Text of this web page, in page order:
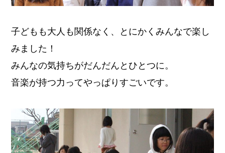
子どもも大人も関係なく、とにかくみんなで楽し
みました！
みんなの気持ちがだんだんとひとつに。
音楽が持つ力ってやっぱりすごいです。